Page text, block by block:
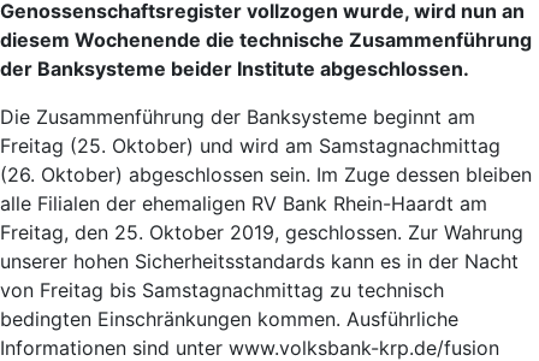
Genossenschaftsregister vollzogen wurde, wird nun an
diesem Wochenende die technische Zusammenführung
der Banksysteme beider Institute abgeschlossen.
Die Zusammenführung der Banksysteme beginnt am
Freitag (25. Oktober) und wird am Samstagnachmittag
(26. Oktober) abgeschlossen sein. Im Zuge dessen bleiben
alle Filialen der ehemaligen RV Bank Rhein-Haardt am
Freitag, den 25. Oktober 2019, geschlossen. Zur Wahrung
unserer hohen Sicherheitsstandards kann es in der Nacht
von Freitag bis Samstagnachmittag zu technisch
bedingten Einschränkungen kommen. Ausführliche
Informationen sind unter www.volksbank-krp.de/fusion